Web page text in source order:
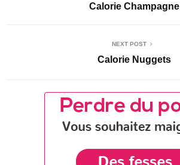
Calorie Champagne
NEXT POST
Calorie Nuggets